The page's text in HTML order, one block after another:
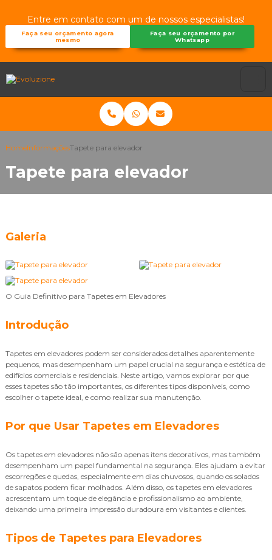
Entre em contato com um de nossos especialistas!
Faça seu orçamento agora
mesmo
Faça seu orçamento por
Whatsapp
HomeInformaçõesTapete para elevador
Tapete para elevador
Galeria
O Guia Definitivo para Tapetes em Elevadores
Introdução
Tapetes em elevadores podem ser considerados detalhes aparentemente
pequenos, mas desempenham um papel crucial na segurança e estética de
edifícios comerciais e residenciais. Neste artigo, vamos explorar por que
esses tapetes são tão importantes, os diferentes tipos disponíveis, como
escolher o tapete ideal, e como realizar sua manutenção.
Por que Usar Tapetes em Elevadores
Os tapetes em elevadores não são apenas itens decorativos, mas também
desempenham um papel fundamental na segurança. Eles ajudam a evitar
escorregões e quedas, especialmente em dias chuvosos, quando os solados
de sapatos podem ficar molhados. Além disso, os tapetes em elevadores
acrescentam um toque de elegância e profissionalismo ao ambiente,
deixando uma primeira impressão duradoura em visitantes e clientes.
Tipos de Tapetes para Elevadores